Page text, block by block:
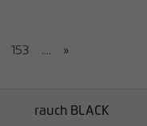
153 .... »
rauch BLACK